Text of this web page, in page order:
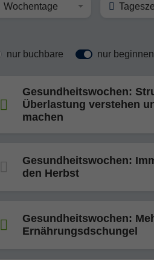
Wochentage
nur buchbare nur
Gesundheitswochen:
Überlastung verstehen
machen
Gesundheitswochen:
den Herbst
Gesundheitswochen:
Ernährungsdschungel